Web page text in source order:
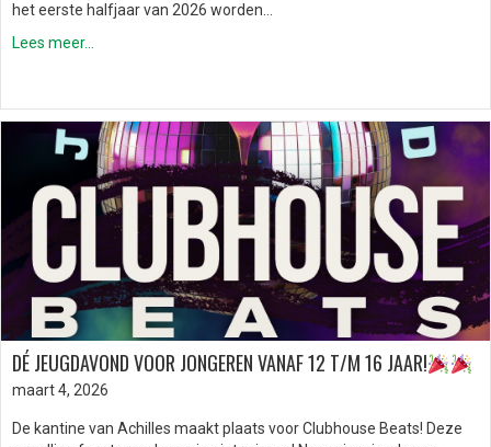
het eerste halfjaar van 2026 worden…
Lees meer...
DÉ JEUGDAVOND VOOR JONGEREN VANAF 12 T/M 16 JAAR!
maart 4, 2026
De kantine van Achilles maakt plaats voor Clubhouse Beats! Deze